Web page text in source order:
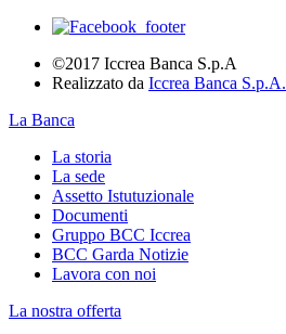
©2017 Iccrea Banca S.p.A
Realizzato da Iccrea Banca S.p.A.
La Banca
La storia
La sede
Assetto Istutuzionale
Documenti
Gruppo BCC Iccrea
BCC Garda Notizie
Lavora con noi
La nostra offerta